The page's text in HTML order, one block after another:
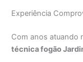
Experiência
Com anos atuando
técnica fogão